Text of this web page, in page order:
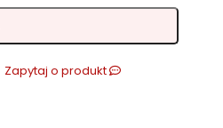
Zapytaj o produkt